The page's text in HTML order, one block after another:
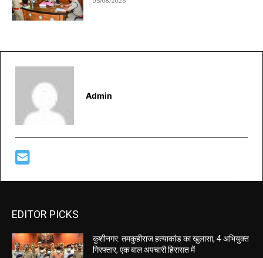
Admin
EDITOR PICKS
कुशीनगर: तमकुहीराज हत्याकांड का खुलासा, 4 अभियुक्त
गिरफ्तार, एक बाल अपचारी हिरासत में